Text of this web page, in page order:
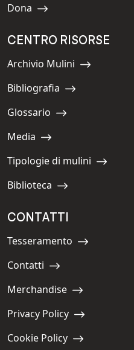
Navigate to:
Dona
CENTRO RISORSE
Navigate to:
Archivio Mulini
Navigate to:
Bibliografia
Navigate to:
Glossario
Navigate to:
Media
Navigate to:
Tipologie di mulini
Navigate to:
Biblioteca
CONTATTI
Navigate to:
Tesseramento
Navigate to:
Contatti
Navigate to:
Merchandise
Navigate to:
Privacy Policy
Navigate to:
Cookie Policy